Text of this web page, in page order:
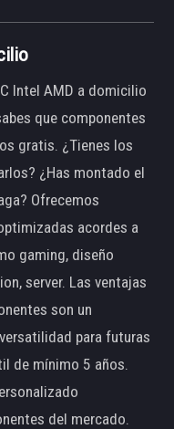
Intel AMD a domicilio
que componentes
gratis. ¿Tienes los
¿Has montado el
Ofrecemos
acordes a
gaming, diseño
server. Las ventajas
son un
para futuras
de mínimo 5 años.
del mercado.